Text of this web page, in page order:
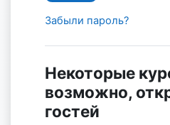
Забыли пароль?
Некоторые
возможно,
гостей